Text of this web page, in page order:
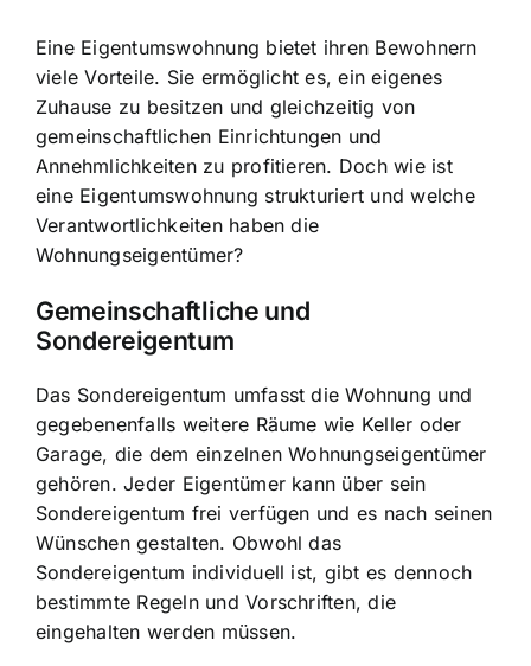
Eine Eigentumswohnung bietet ihren Bewohnern
viele Vorteile. Sie ermöglicht es, ein eigenes
Zuhause zu besitzen und gleichzeitig von
gemeinschaftlichen Einrichtungen und
Annehmlichkeiten zu profitieren. Doch wie ist
eine Eigentumswohnung strukturiert und welche
Verantwortlichkeiten haben die
Wohnungseigentümer?
Gemeinschaftliche und
Sondereigentum
Das Sondereigentum umfasst die Wohnung und
gegebenenfalls weitere Räume wie Keller oder
Garage, die dem einzelnen Wohnungseigentümer
gehören. Jeder Eigentümer kann über sein
Sondereigentum frei verfügen und es nach seinen
Wünschen gestalten. Obwohl das
Sondereigentum individuell ist, gibt es dennoch
bestimmte Regeln und Vorschriften, die
eingehalten werden müssen.